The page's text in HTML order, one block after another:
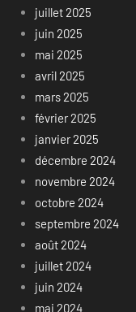
juillet 2025
juin 2025
mai 2025
avril 2025
mars 2025
février 2025
janvier 2025
décembre 2024
novembre 2024
octobre 2024
septembre 2024
août 2024
juillet 2024
juin 2024
mai 2024